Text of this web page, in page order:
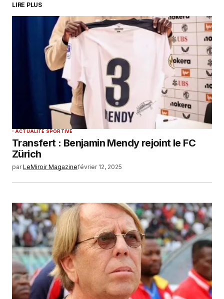
Enregistrer mon nom, mon e-mail et mon
commentaire.
SUBMIT COMMENT
LIRE PLUS
ACTUALITÉ SPORTIVE
Transfert : Benjamin Mendy rejoint le FC
Zürich
par LeMiroir Magazinefévrier 12, 2025